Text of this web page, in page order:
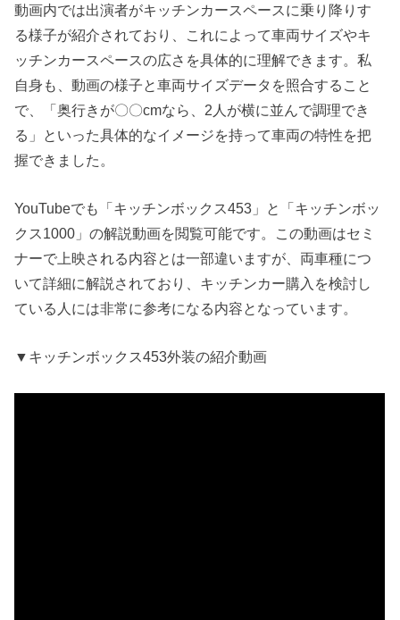
動画内では出演者がキッチンカースペースに乗り降りす
る様子が紹介されており、これによって車両サイズやキ
ッチンカースペースの広さを具体的に理解できます。私
自身も、動画の様子と車両サイズデータを照合すること
で、「奥行きが〇〇cmなら、2人が横に並んで調理でき
る」といった具体的なイメージを持って車両の特性を把
握できました。
YouTubeでも「キッチンボックス453」と「キッチンボッ
クス1000」の解説動画を閲覧可能です。この動画はセミ
ナーで上映される内容とは一部違いますが、両車種につ
いて詳細に解説されており、キッチンカー購入を検討し
ている人には非常に参考になる内容となっています。
▼キッチンボックス453外装の紹介動画